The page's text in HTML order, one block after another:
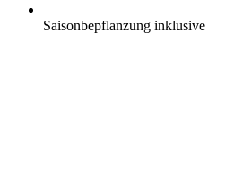
Saisonbepflanzung inklusive